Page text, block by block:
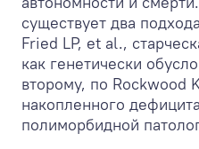
существует два
Fried LP, et al.,
как генетически
второму, по Rockwood
накопленного
полиморбидной